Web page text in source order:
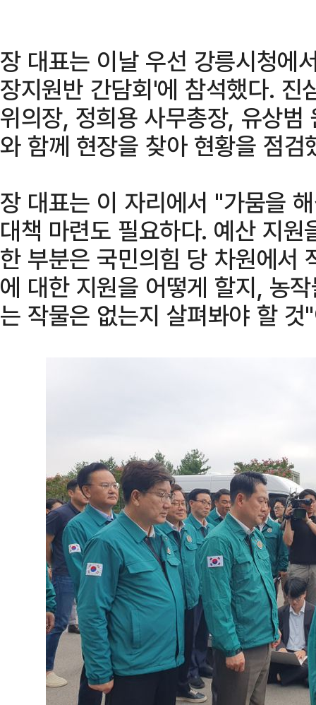
장 대표는 이날 우선 강릉시청에
장지원반 간담회'에 참석했다. 진
위의장, 정희용 사무총장, 유상
와 함께 현장을 찾아 현황을 점검
장 대표는 이 자리에서 "가뭄을
대책 마련도 필요하다. 예산 지
한 부분은 국민의힘 당 차원에서
에 대한 지원을 어떻게 할지, 농
는 작물은 없는지 살펴봐야 할 것